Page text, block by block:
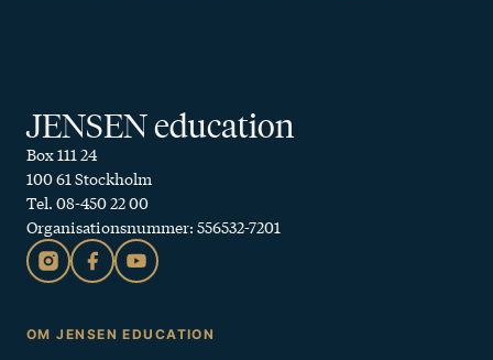
JENSEN education
Box 111 24
100 61 Stockholm
Tel. 08-450 22 00
Organisationsnummer: 556532-7201
Sidfot
OM JENSEN EDUCATION